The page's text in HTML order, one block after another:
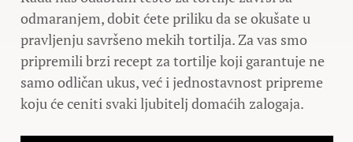
odmaranjem, dobit ćete priliku da se okušate u
pravljenju savršeno mekih tortilja. Za vas smo
pripremili brzi recept za tortilje koji garantuje ne
samo odličan ukus, već i jednostavnost pripreme
koju će ceniti svaki ljubitelj domaćih zalogaja.